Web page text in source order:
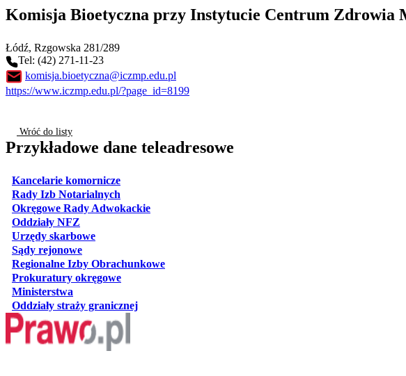
Komisja Bioetyczna przy Instytucie Centrum Zdrowia
Łódź, Rzgowska 281/289
Tel: (42) 271-11-23
komisja.bioetyczna@iczmp.edu.pl
https://www.iczmp.edu.pl/?page_id=8199
Wróć do listy
Przykładowe dane teleadresowe
Kancelarie komorniczeotwiera się w nowej karcie
Rady Izb Notarialnych
Okręgowe Rady Adwokackieotwiera się w nowej karcie
Oddziały NFZ
Urzędy skarboweotwiera się w nowej karcie
Sądy rejonoweotwiera się w nowej karcie
Regionalne Izby Obrachunkoweotwiera się w nowej karcie
Prokuratury okręgoweotwiera się w nowej karcie
Ministerstwa
Oddziały straży granicznejotwiera się w nowej karcie